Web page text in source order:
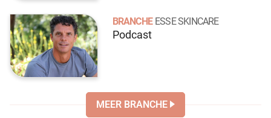
BRANCHE ESSE SKINCARE
Podcast
MEER BRANCHE